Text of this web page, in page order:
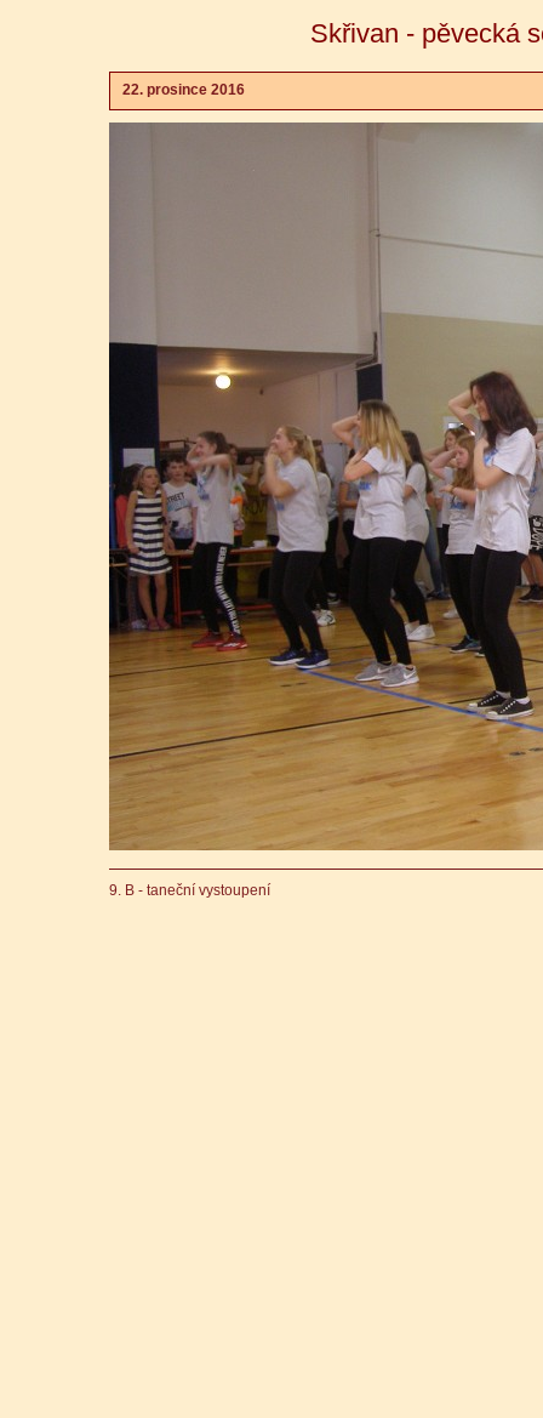
Skřivan - pěvecká
22. prosince 2016
9. B - taneční vystoupení